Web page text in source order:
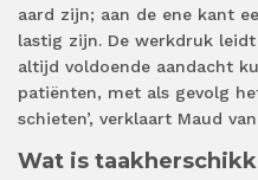
aard zijn; aan de ene kant
lastig zijn. De werkdruk
altijd voldoende aandacht
patiënten, met als gevolg
schieten’, verklaart Maud
Wat is